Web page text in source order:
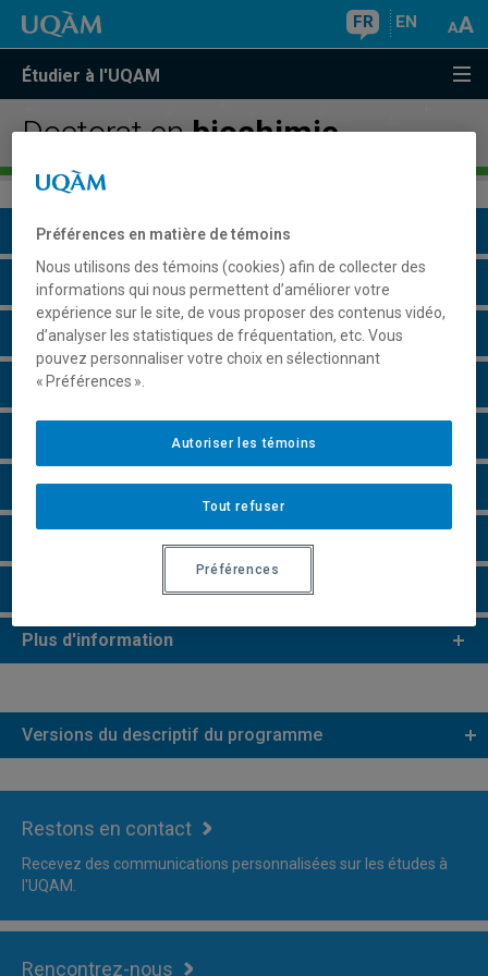
FR EN
Étudier à l'UQAM
Doctorat enbiochimie
Présentation du programme
Conditions d'admission
Cours à suivre et horaires
Particularités
Perspectives professionnelles
Champs de recherche
Faire une demande d'admission
Plus d'information
Versions du descriptif du programme
Restons en contact
Recevez des communications personnalisées sur les études à
l'UQAM.
Rencontrez-nous
Préférences en matière de témoins
Nous utilisons des témoins (cookies) afin de collecter des
informations qui nous permettent d’améliorer votre
expérience sur le site, de vous proposer des contenus vidéo,
d’analyser les statistiques de fréquentation, etc. Vous
pouvez personnaliser votre choix en sélectionnant
« Préférences ».
Tout refuser
Autoriser les témoins
Préférences